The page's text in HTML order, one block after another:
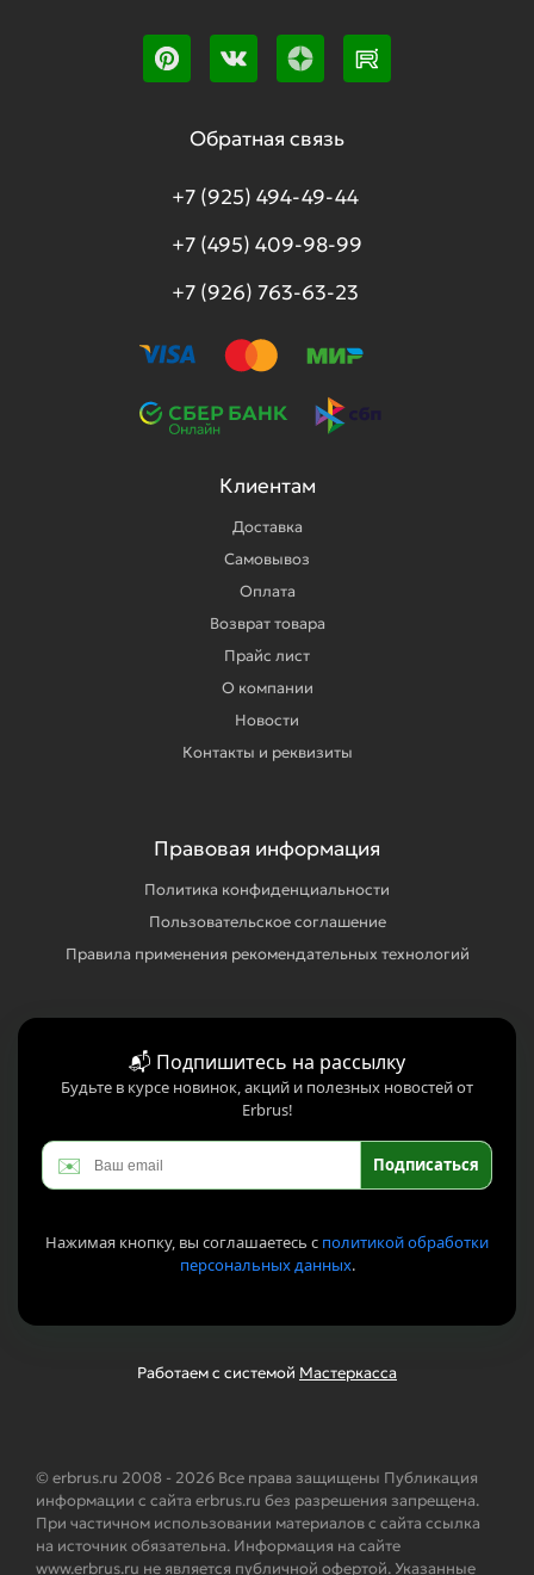
Обратная связь
+7 (925) 494-49-44
+7 (495) 409-98-99
+7 (926) 763-63-23
Клиентам
Доставка
Самовывоз
Оплата
Возврат товара
Прайс лист
О компании
Новости
Контакты и реквизиты
Правовая информация
Политика конфиденциальности
Пользовательское соглашение
Правила применения рекомендательных технологий
📬 Подпишитесь на рассылку
Будьте в курсе новинок, акций и полезных новостей от
Erbrus!
✉️ Подписаться
Нажимая кнопку, вы соглашаетесь с политикой обработки
персональных данных.
Работаем с системой Мастеркасса
© erbrus.ru 2008 - 2026 Все права защищены Публикация
информации с сайта erbrus.ru без разрешения запрещена.
При частичном использовании материалов с сайта ссылка
на источник обязательна. Информация на сайте
www.erbrus.ru не является публичной офертой. Указанные